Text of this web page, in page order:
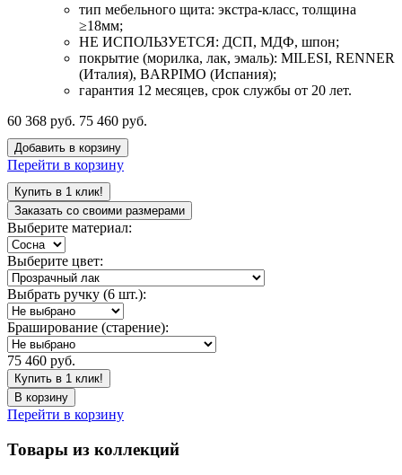
тип мебельного щита: экстра-класс, толщина
≥18мм;
НЕ ИСПОЛЬЗУЕТСЯ: ДСП, МДФ, шпон;
покрытие (морилка, лак, эмаль): MILESI, RENNER
(Италия), BARPIMO (Испания);
гарантия 12 месяцев, срок службы от 20 лет.
60 368 руб. 75 460 руб.
Добавить в корзину
Перейти в корзину
Купить в 1 клик!
Заказать со своими размерами
Выберите материал:
Выберите цвет:
Выбрать ручку (6 шт.):
Браширование (старение):
75 460 руб.
Купить в 1 клик!
В корзину
Перейти в корзину
Товары из коллекций